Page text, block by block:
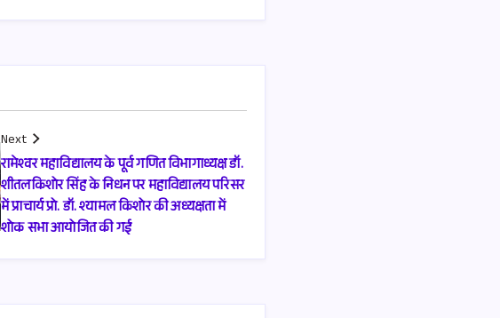
Next
रामेश्वर महाविद्यालय के पूर्व गणित विभागाध्यक्ष डॉ.
शीतलकिशोर सिंह के निधन पर महाविद्यालय परिसर
में प्राचार्य प्रो. डॉ. श्यामल किशोर की अध्यक्षता में
शोक सभा आयोजित की गई